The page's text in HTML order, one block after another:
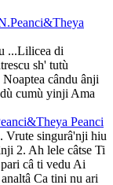
...Lilicea di
sh' tutù
cându ânji
cumù yinji Ama
Peanci
Vrute singurâ'nji hiu
2. Ah lele câtse Ti
câ ti vedu Ai
Ca tini nu ari